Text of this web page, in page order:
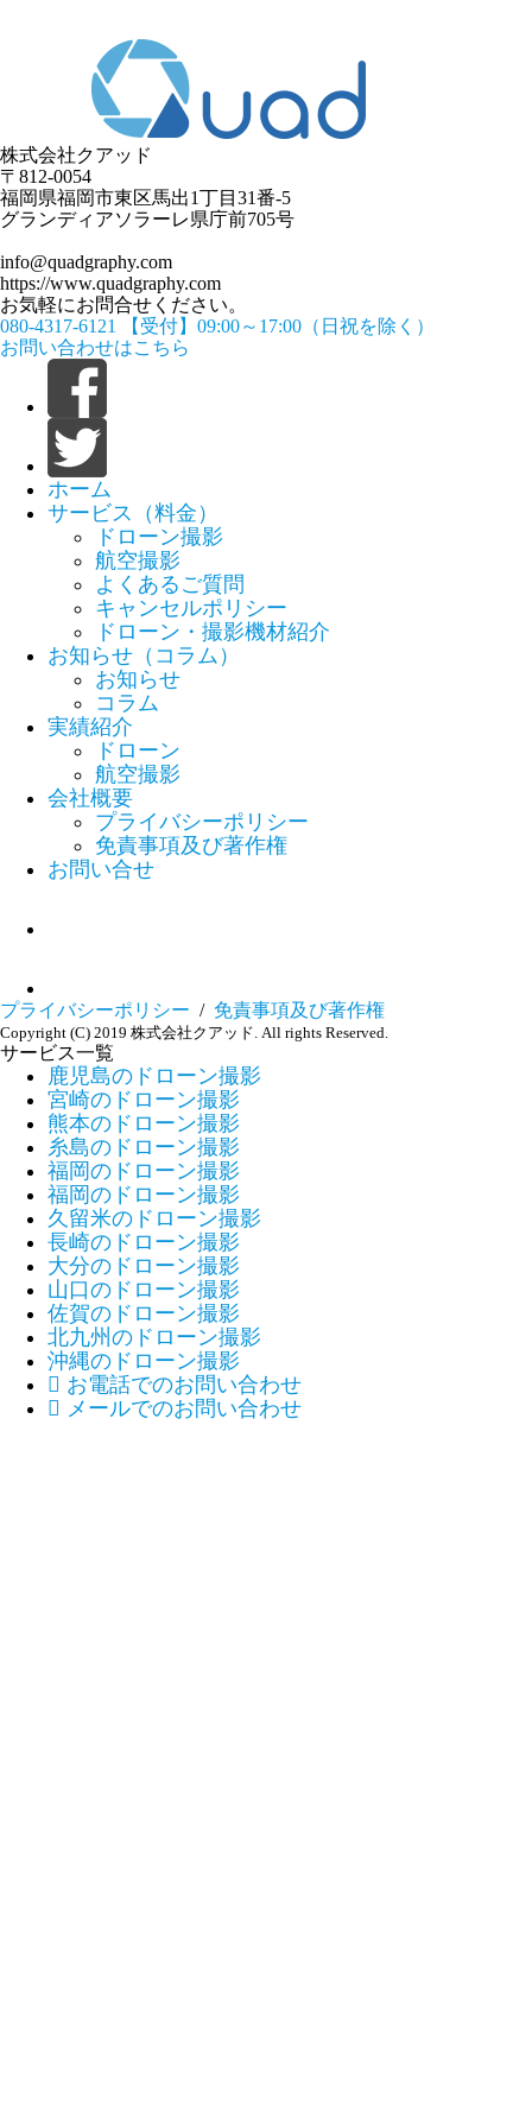
株式会社クアッド
〒812-0054
​福岡県福岡市東区馬出1丁目31番-5
グランディアソラーレ県庁前705号
info@quadgraphy.com
https://www.quadgraphy.com
お気軽にお問合せください。
080-4317-6121
【受付】09:00～17:00（日祝を除く）
お問い合わせはこちら
ホーム
サービス（料金）
ドローン撮影
航空撮影
よくあるご質問
キャンセルポリシー
ドローン・撮影機材紹介
お知らせ（コラム）
お知らせ
コラム
実績紹介
ドローン
航空撮影
会社概要
プライバシーポリシー
免責事項及び著作権
お問い合せ
プライバシーポリシー / 免責事項及び著作権
Copyright (C) 2019 株式会社クアッド. All rights Reserved.
サービス一覧
鹿児島のドローン撮影
宮崎のドローン撮影
熊本のドローン撮影
糸島のドローン撮影
福岡のドローン撮影
福岡のドローン撮影
久留米のドローン撮影
長崎のドローン撮影
大分のドローン撮影
山口のドローン撮影
佐賀のドローン撮影
北九州のドローン撮影
沖縄のドローン撮影
 お電話でのお問い合わせ
 メールでのお問い合わせ